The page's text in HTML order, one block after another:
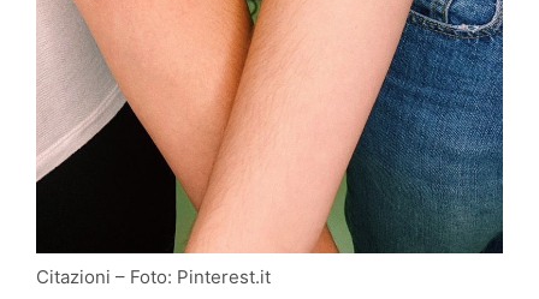
Citazioni – Foto: Pinterest.it